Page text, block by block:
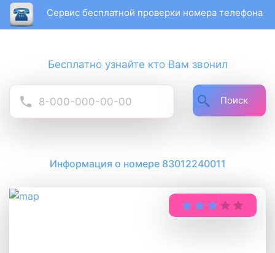
Сервис бесплатной проверки номера телефона
Бесплатно узнайте кто Вам звонил
Поиск
Информация о номере 83012240011